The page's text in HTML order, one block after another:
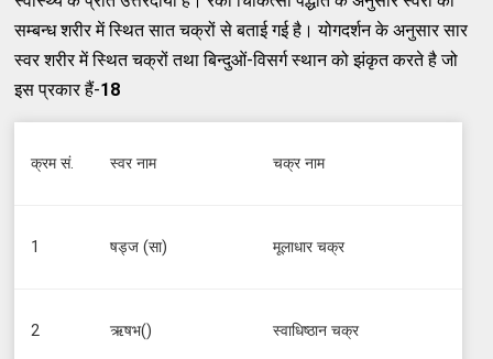
सम्बन्ध शरीर में स्थित सात चक्रों से बताई गई है। योगदर्शन के अनुसार सार
स्वर शरीर में स्थित चक्रों तथा बिन्दुओं-विसर्ग स्थान को झंकृत करते है जो
इस प्रकार हैं-18
क्रम सं. स्वर नाम चक्र नाम
1 षड्ज (सा) मूलाधार चक्र
2 ऋषभ() स्वाधिष्ठान चक्र